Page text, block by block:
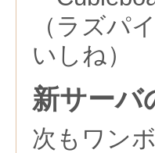
（ラズパ
いしね）
新サーバ
次もワン